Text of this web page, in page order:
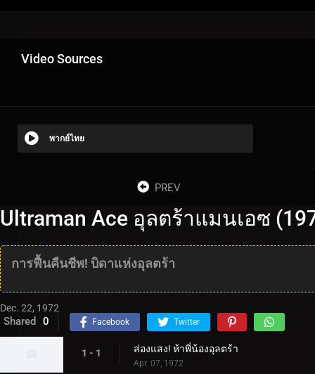
Video Sources
พากย์ไทย
PREV
Ultraman Ace อุลตร้าแมนเอซ
การฟื้นคืนชีพ! บิดาแห่งอุลตร้า
Dec. 22, 1972
Shared 0 Facebook Twitter
1 - 1 ส่องแสง! ห้าพี่น้องอุลตร้า
Apr. 07, 1972